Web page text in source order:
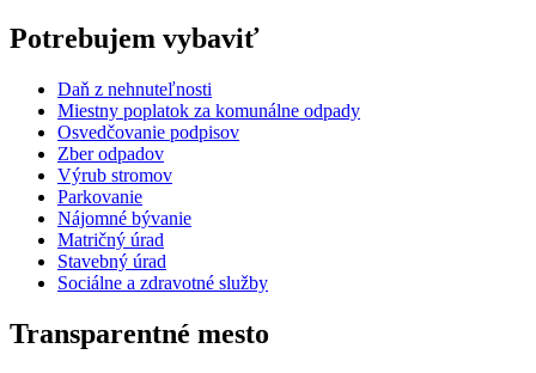
Potrebujem vybaviť
Daň z nehnuteľnosti
Miestny poplatok za komunálne odpady
Osvedčovanie podpisov
Zber odpadov
Výrub stromov
Parkovanie
Nájomné bývanie
Matričný úrad
Stavebný úrad
Sociálne a zdravotné služby
Transparentné mesto